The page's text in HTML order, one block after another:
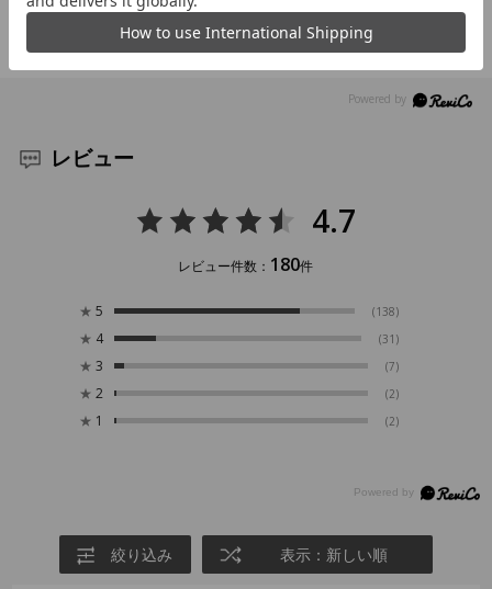
レビュー
4.7
レビュー件数： 180件
★ 5 (138)
★ 4 (31)
★ 3 (7)
★ 2 (2)
★ 1 (2)
絞り込み 表示：新しい順